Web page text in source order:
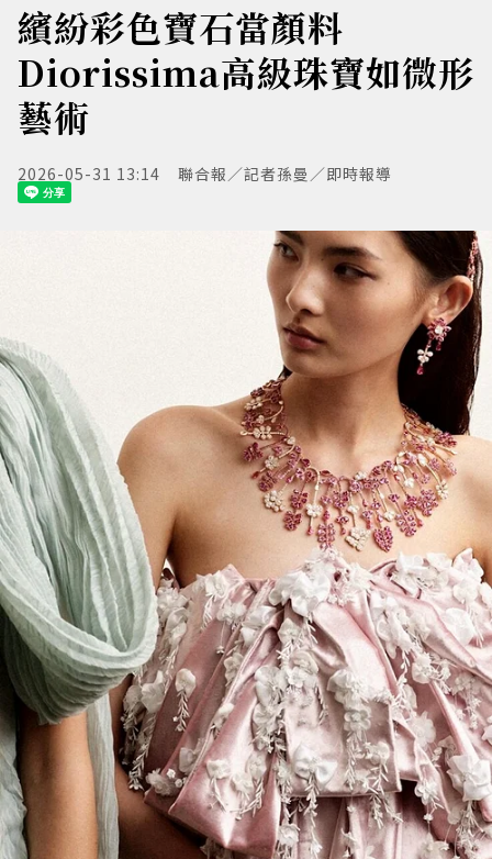
繽紛彩色寶石當顏料
Diorissima高級珠寶如微形
藝術
2026-05-31 13:14 聯合報／記者孫曼／即時報導